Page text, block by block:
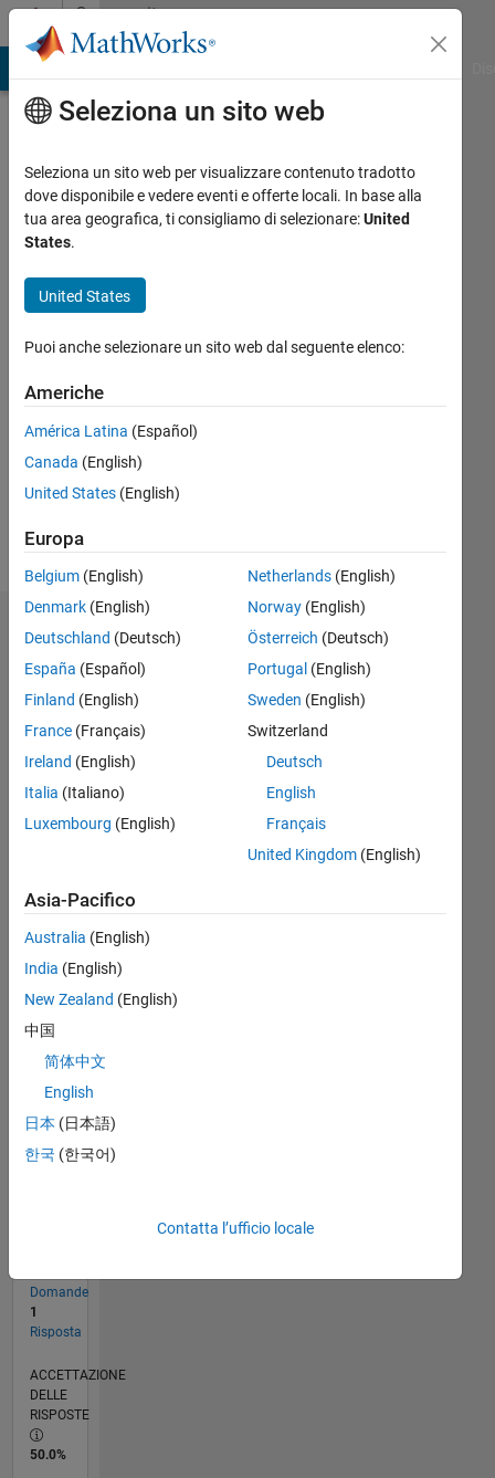
Vai al contenutoCommunity
Profile
Yusuph
seen: 6
mesi fa
dal 2025
Followers:
Follow
Dashboard
Statistica
M…
0
1
3
4
CRONOLOGIA
RANK
of
302.023
Domande
1
Risposta
ACCETTAZIONE
DELLE
RISPOSTE
50.0%
Seleziona un sito web
Seleziona un sito web per visualizzare contenuto tradotto
dove disponibile e vedere eventi e offerte locali. In base alla
tua area geografica, ti consigliamo di selezionare:United
States.
United States
Puoi anche selezionare un sito web dal seguente elenco:
Americhe
América Latina (Español)
Canada (English)
United States (English)
Europa
Belgium (English)
Denmark (English)
Deutschland (Deutsch)
España (Español)
Finland (English)
France (Français)
Ireland (English)
Italia (Italiano)
Luxembourg (English)
Netherlands(English)
Norway(English)
Österreich (Deutsch)
Portugal (English)
Sweden (English)
Switzerland
Deutsch
English
Français
United Kingdom(English)
Asia-Pacifico
Australia (English)
India (English)
New Zealand (English)
中国
简体中文
English
日本 (日本語)
한국 (한국어)
Contatta l’ufficio locale